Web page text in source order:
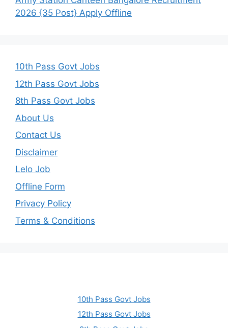
2026 {35 Post} Apply Offline
10th Pass Govt Jobs
12th Pass Govt Jobs
8th Pass Govt Jobs
About Us
Contact Us
Disclaimer
Lelo Job
Offline Form
Privacy Policy
Terms & Conditions
10th Pass Govt Jobs
12th Pass Govt Jobs